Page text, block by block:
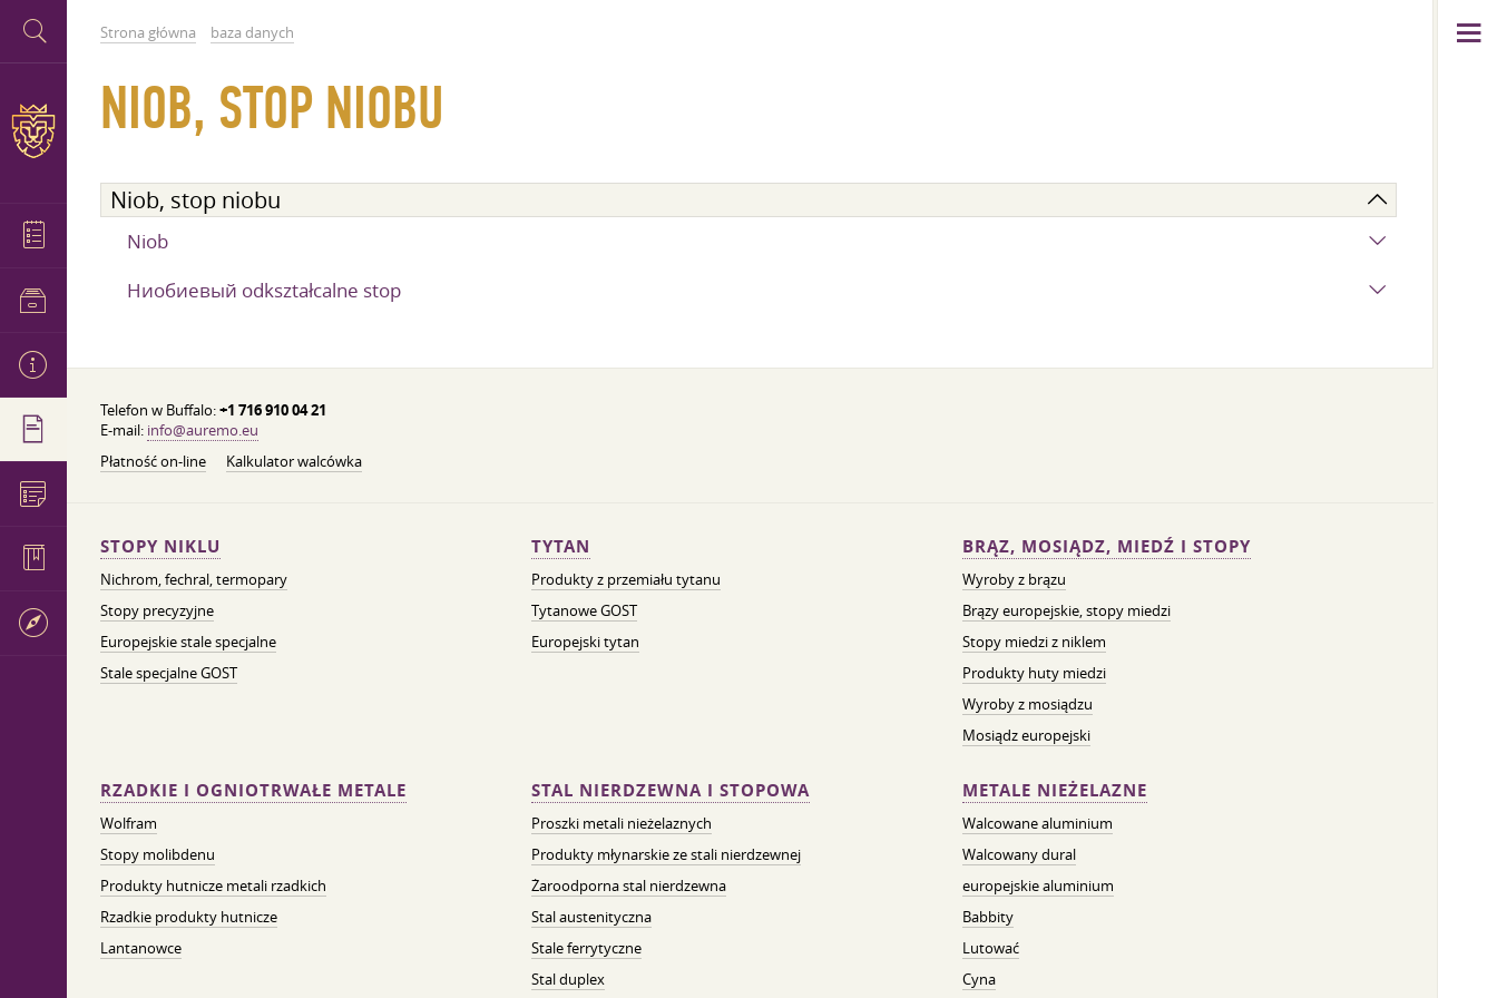
Strona główna baza danych
NIOB, STOP NIOBU
Niob, stop niobu
Niob
Ниобиевый odkształcalne stop
Telefon w Buffalo:+1 716 910 04 21
E-mail: info@auremo.eu
Płatność on-line
Kalkulator walcówka
STOPY NIKLU
Nichrom, fechral, termopary
Stopy precyzyjne
Europejskie stale specjalne
Stale specjalne GOST
TYTAN
Produkty z przemiału tytanu
Tytanowe GOST
Europejski tytan
BRĄZ, MOSIĄDZ, MIEDŹ I STOPY
Wyroby z brązu
Brązy europejskie, stopy miedzi
Stopy miedzi z niklem
Produkty huty miedzi
Wyroby z mosiądzu
Mosiądz europejski
RZADKIE I OGNIOTRWAŁE METALE
Wolfram
Stopy molibdenu
Produkty hutnicze metali rzadkich
Rzadkie produkty hutnicze
Lantanowce
STAL NIERDZEWNA I STOPOWA
Proszki metali nieżelaznych
Produkty młynarskie ze stali nierdzewnej
Żaroodporna stal nierdzewna
Stal austenityczna
Stale ferrytyczne
Stal duplex
METALE NIEŻELAZNE
Walcowane aluminium
Walcowany dural
europejskie aluminium
Babbity
Lutować
Cyna